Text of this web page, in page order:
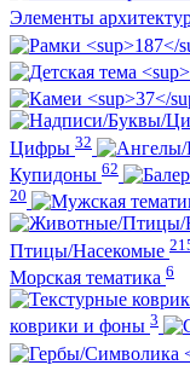
Элементы
Цифры 32
Купидоны 62
20
Птицы/Насекомые
Морская тематика 6
коврики и фоны 3